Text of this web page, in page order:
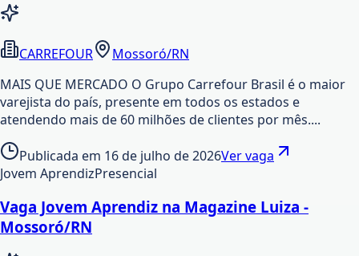
CARREFOUR
Mossoró/RN
MAIS QUE MERCADO O Grupo Carrefour Brasil é o maior
varejista do país, presente em todos os estados e
atendendo mais de 60 milhões de clientes por mês....
Publicada em 16 de julho de 2026Ver vaga
Jovem AprendizPresencial
Vaga Jovem Aprendiz na Magazine Luiza -
Mossoró/RN